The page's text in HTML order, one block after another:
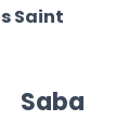
Saint
Saba